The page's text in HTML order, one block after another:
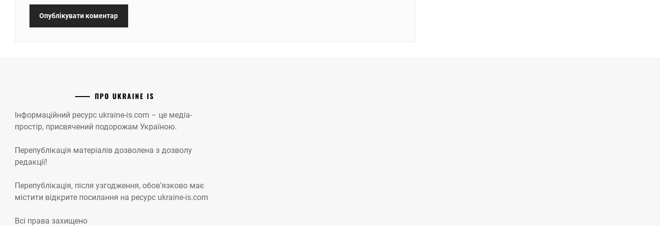
ПРО UKRAINE IS
Інформаційний ресурс ukraine-is.com – це медіа-
простір, присвячений подорожам Україною.
Перепублікація матеріалів дозволена з дозволу
редакції!
Перепублікація, після узгодження, обов’язково має
містити відкрите посилання на ресурс ukraine-is.com
Всі права захищено